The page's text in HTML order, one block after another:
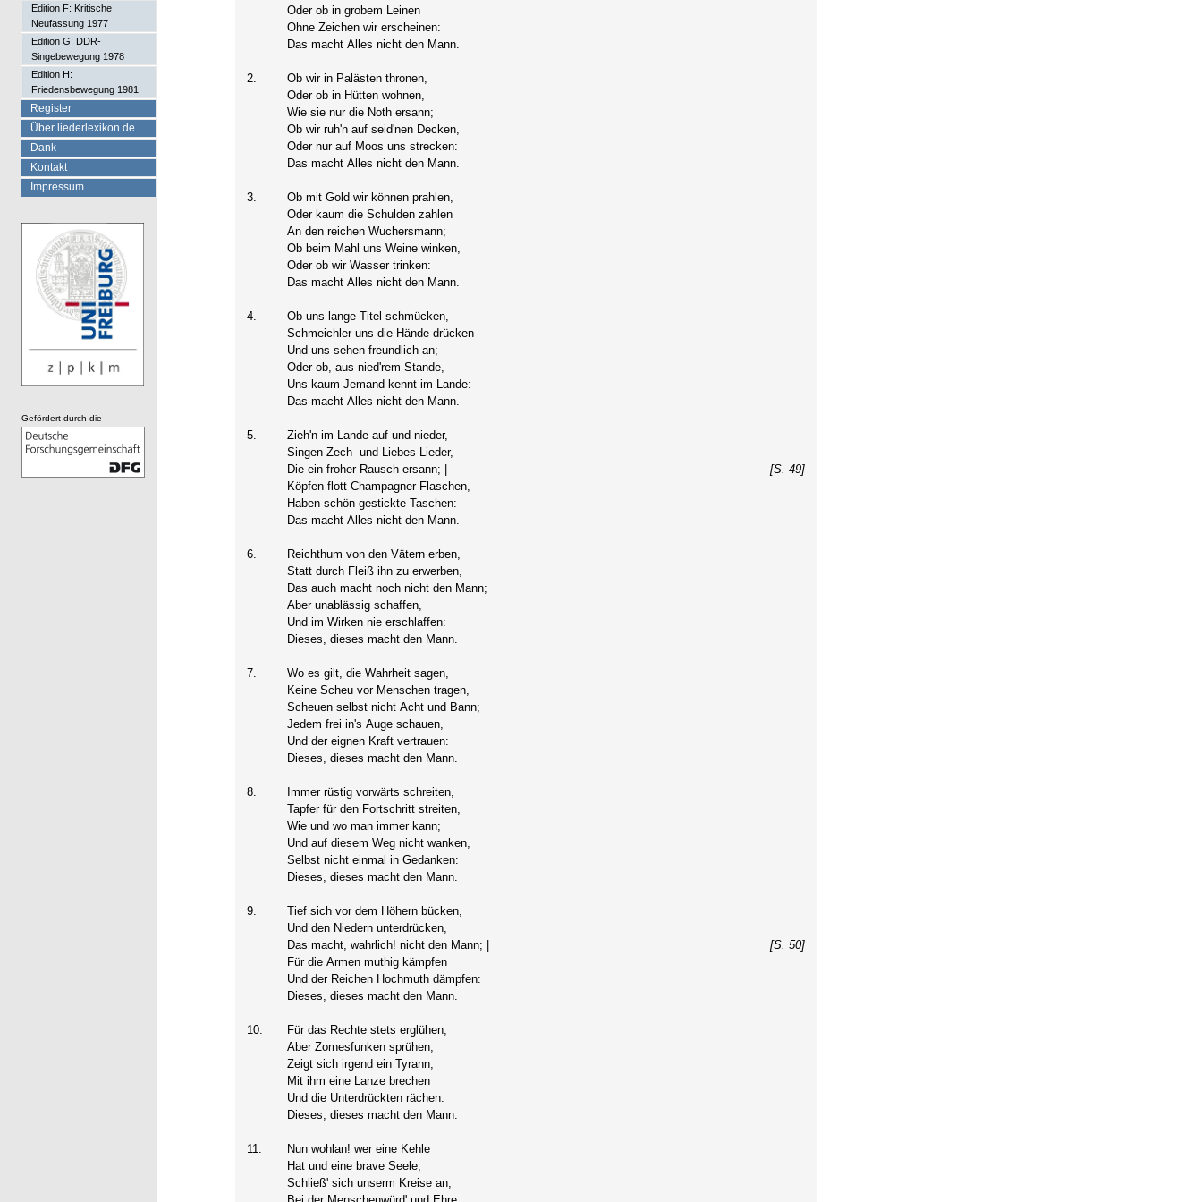
Oder ob in grobem Leinen
Ohne Zeichen wir erscheinen:
Das macht Alles nicht den Mann.
2.
Ob wir in Palästen thronen,
Oder ob in Hütten wohnen,
Wie sie nur die Noth ersann;
Ob wir ruh'n auf seid'nen Decken,
Oder nur auf Moos uns strecken:
Das macht Alles nicht den Mann.
3.
Ob mit Gold wir können prahlen,
Oder kaum die Schulden zahlen
An den reichen Wuchersmann;
Ob beim Mahl uns Weine winken,
Oder ob wir Wasser trinken:
Das macht Alles nicht den Mann.
4.
Ob uns lange Titel schmücken,
Schmeichler uns die Hände drücken
Und uns sehen freundlich an;
Oder ob, aus nied'rem Stande,
Uns kaum Jemand kennt im Lande:
Das macht Alles nicht den Mann.
5.
Zieh'n im Lande auf und nieder,
Singen Zech- und Liebes-Lieder,
Die ein froher Rausch ersann; |
[S. 49]
Köpfen flott Champagner-Flaschen,
Haben schön gestickte Taschen:
Das macht Alles nicht den Mann.
6.
Reichthum von den Vätern erben,
Statt durch Fleiß ihn zu erwerben,
Das auch macht noch nicht den Mann;
Aber unablässig schaffen,
Und im Wirken nie erschlaffen:
Dieses, dieses macht den Mann.
7.
Wo es gilt, die Wahrheit sagen,
Keine Scheu vor Menschen tragen,
Scheuen selbst nicht Acht und Bann;
Jedem frei in's Auge schauen,
Und der eignen Kraft vertrauen:
Dieses, dieses macht den Mann.
8.
Immer rüstig vorwärts schreiten,
Tapfer für den Fortschritt streiten,
Wie und wo man immer kann;
Und auf diesem Weg nicht wanken,
Selbst nicht einmal in Gedanken:
Dieses, dieses macht den Mann.
9.
Tief sich vor dem Höhern bücken,
Und den Niedern unterdrücken,
Das macht, wahrlich! nicht den Mann; |
[S. 50]
Für die Armen muthig kämpfen
Und der Reichen Hochmuth dämpfen:
Dieses, dieses macht den Mann.
10.
Für das Rechte stets erglühen,
Aber Zornesfunken sprühen,
Zeigt sich irgend ein Tyrann;
Mit ihm eine Lanze brechen
Und die Unterdrückten rächen:
Dieses, dieses macht den Mann.
11.
Nun wohlan! wer eine Kehle
Hat und eine brave Seele,
Schließ' sich unserm Kreise an;
Edition F: Kritische
Neufassung 1977
Edition G: DDR-
Singebewegung 1978
Edition H:
Friedensbewegung 1981
Register
Über liederlexikon.de
Dank
Kontakt
Impressum
Gefördert durch die